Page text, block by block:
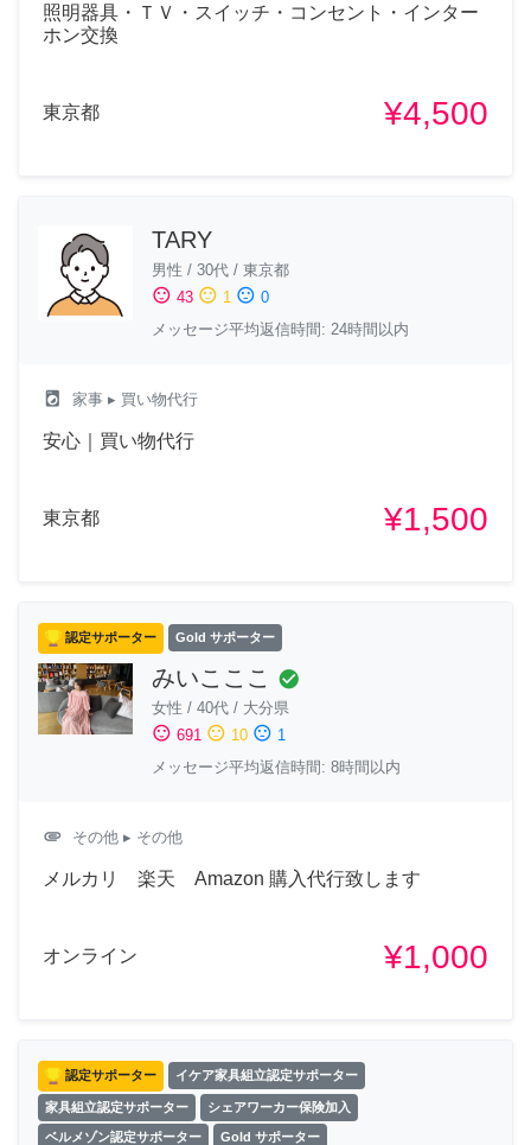
照明器具・ＴＶ・スイッチ・コンセント・インター
ホン交換
東京都 ¥4,500
TARY
男性 / 30代 / 東京都
sentiment_satisfied 43 sentiment_neutral 1 sentiment_dissatisfied 0
メッセージ平均返信時間: 24時間以内
local_laundry_service 家事 ▸ 買い物代行
安心｜買い物代行
東京都 ¥1,500
認定サポーター Gold サポーター
みいこここ check_circle
女性 / 40代 / 大分県
sentiment_satisfied 691 sentiment_neutral 10 sentiment_dissatisfied 1
メッセージ平均返信時間: 8時間以内
attachment その他 ▸ その他
メルカリ 楽天 Amazon 購入代行致します
オンライン ¥1,000
認定サポーター イケア家具組立認定サポーター
家具組立認定サポーター シェアワーカー保険加入
ベルメゾン認定サポーター Gold サポーター